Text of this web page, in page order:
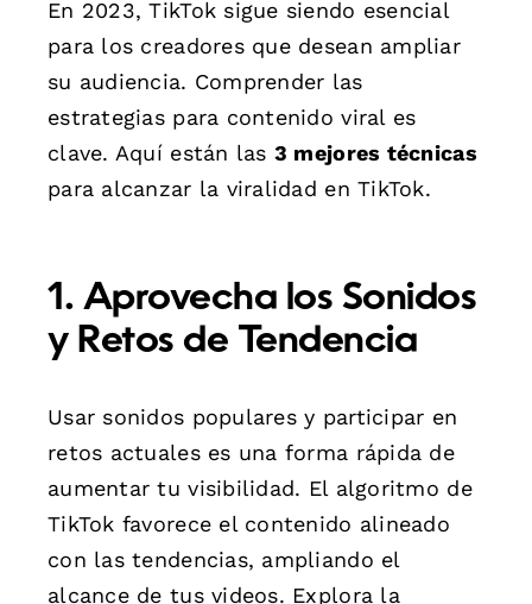
En 2023, TikTok sigue siendo esencial
para los creadores que desean ampliar
su audiencia. Comprender las
estrategias para contenido viral es
clave. Aquí están las 3 mejores técnicas
para alcanzar la viralidad en TikTok.
1. Aprovecha los Sonidos
y Retos de Tendencia
Usar sonidos populares y participar en
retos actuales es una forma rápida de
aumentar tu visibilidad. El algoritmo de
TikTok favorece el contenido alineado
con las tendencias, ampliando el
alcance de tus videos. Explora la